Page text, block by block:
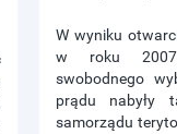
W wyniku
w roku
swobodnego
prądu nabyły
samorządu